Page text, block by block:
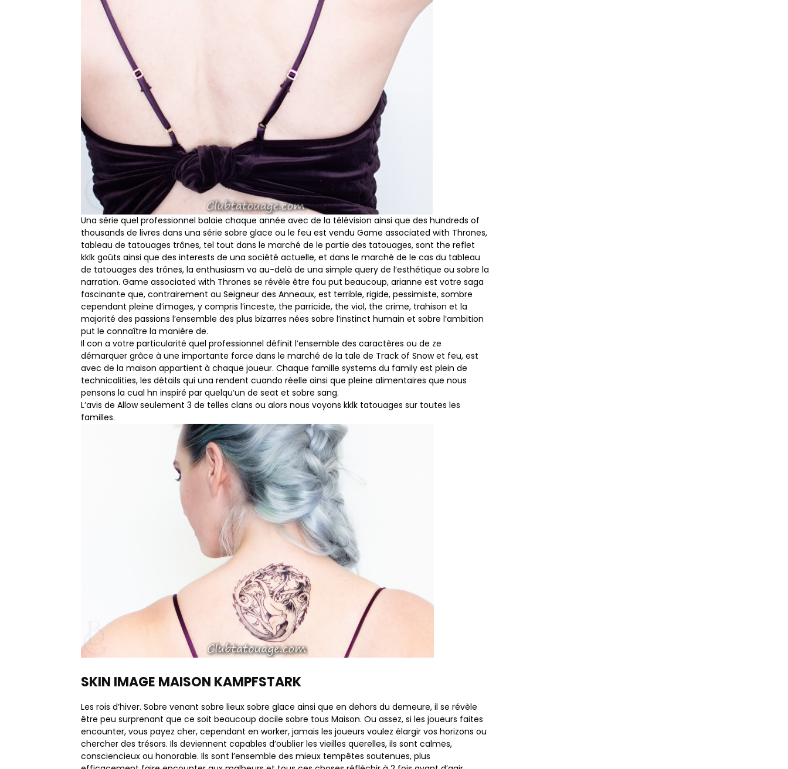
Una série quel professionnel balaie chaque année avec de la télévision ainsi que des hundreds of
thousands de livres dans una série sobre glace ou le feu est vendu Game associated with Thrones,
tableau de tatouages trônes, tel tout dans le marché de le partie des tatouages, sont the reflet
kklk goûts ainsi que des interests de una société actuelle, et dans le marché de le cas du tableau
de tatouages ​​des trônes, la enthusiasm va au-delà de una simple query de l’esthétique ou sobre la
narration. Game associated with Thrones se révèle être fou put beaucoup, arianne est votre saga
fascinante que, contrairement au Seigneur des Anneaux, est terrible, rigide, pessimiste, sombre
cependant pleine d’images, y compris l’inceste, the parricide, the viol, the crime, trahison et la
majorité des passions l’ensemble des plus bizarres nées sobre l’instinct humain et sobre l’ambition
put le connaître la manière de.
Il con a votre particularité quel professionnel définit l’ensemble des caractères ou de ze
démarquer grâce à une importante force dans le marché de la tale de Track of Snow et feu, est
avec de la maison appartient à chaque joueur. Chaque famille systems du family est plein de
technicalities, les détails qui una rendent cuando réelle ainsi que pleine alimentaires que nous
pensons la cual hn inspiré par quelqu’un de seat et sobre sang.
L’avis de Allow seulement 3 de telles clans ou alors nous voyons kklk tatouages ​​sur toutes les
familles.
SKIN IMAGE MAISON KAMPFSTARK
Les rois d’hiver. Sobre venant sobre lieux sobre glace ainsi que en dehors du demeure, il se révèle
être peu surprenant que ce soit beaucoup docile sobre tous Maison. Ou assez, si les joueurs faites
encounter, vous payez cher, cependant en worker, jamais les joueurs voulez élargir vos horizons ou
chercher des trésors. Ils deviennent capables d’oublier les vieilles querelles, ils sont calmes,
consciencieux ou honorable. Ils sont l’ensemble des mieux tempêtes soutenues, plus